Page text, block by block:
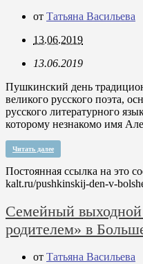
от Татьяна Васильева
13.06.2019
13.06.2019
Пушкинский день
великого русского поэта,
русского литературного
которому незнакомо имя
Читать далее
Постоянная ссылка на это
kalt.ru/pushkinskij-den-v-
Семейный
родителем» в
от Татьяна Васильева